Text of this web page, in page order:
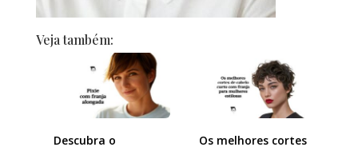
Veja também:
Descubra o
Os melhores cortes